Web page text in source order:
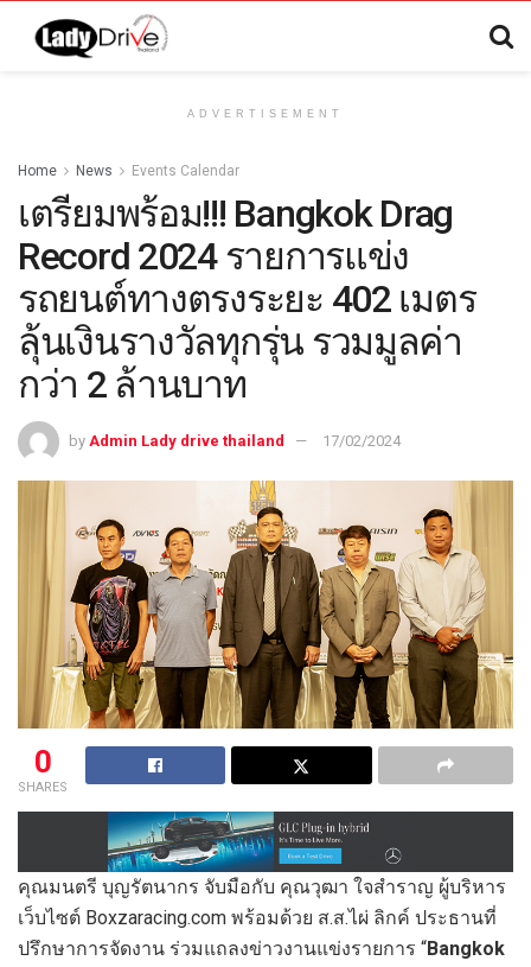
ADVERTISEMENT
Home News Events Calendar
เตรียมพร้อม!!! Bangkok Drag
Record 2024 รายการแข่ง
รถยนต์ทางตรงระยะ 402 เมตร
ลุ้นเงินรางวัลทุกรุ่น รวมมูลค่า
กว่า 2 ล้านบาท
by Admin Lady drive thailand 17/02/2024
0
SHARES
คุณมนตรี บุญรัตนากร จับมือกับ คุณวุฒา ใจสำราญ ผู้บริหาร
เว็บไซต์ Boxzaracing.com พร้อมด้วย ส.ส.ไผ่ ลิกค์ ประธานที่
ปรึกษาการจัดงาน ร่วมแถลงข่าวงานแข่งรายการ “Bangkok